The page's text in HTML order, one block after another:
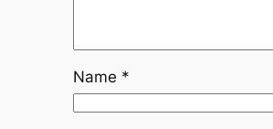
Name *